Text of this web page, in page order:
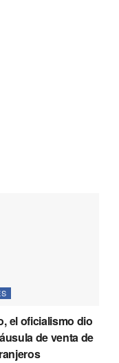
el oficialismo dio
de venta de